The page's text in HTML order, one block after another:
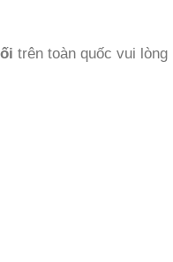
trên toàn quốc vui lòng